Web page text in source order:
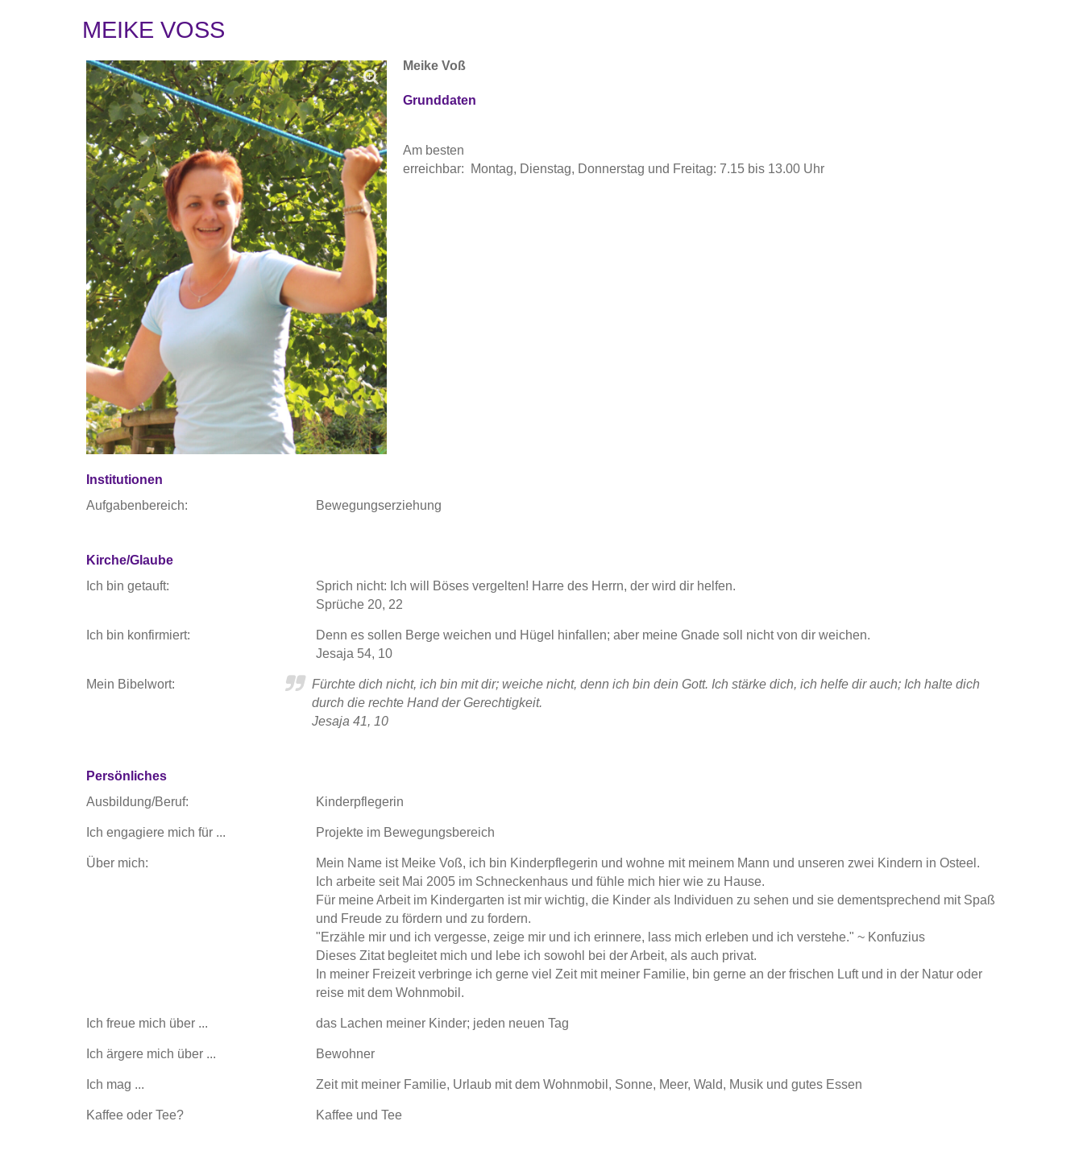
MEIKE VOSS
Meike Voß
Grunddaten
Am besten
erreichbar:
Montag, Dienstag, Donnerstag und Freitag: 7.15 bis 13.00 Uhr
Institutionen
Aufgabenbereich:
Bewegungserziehung
Kirche/Glaube
Ich bin getauft:
Sprich nicht: Ich will Böses vergelten! Harre des Herrn, der wird dir helfen.
Sprüche 20, 22
Ich bin konfirmiert:
Denn es sollen Berge weichen und Hügel hinfallen; aber meine Gnade soll nicht von dir weichen.
Jesaja 54, 10
Mein Bibelwort:
Fürchte dich nicht, ich bin mit dir; weiche nicht, denn ich bin dein Gott. Ich stärke dich, ich helfe dir auch; Ich halte dich
durch die rechte Hand der Gerechtigkeit.
Jesaja 41, 10
Persönliches
Ausbildung/Beruf:
Kinderpflegerin
Ich engagiere mich für ... Projekte im Bewegungsbereich
Über mich:
Mein Name ist Meike Voß, ich bin Kinderpflegerin und wohne mit meinem Mann und unseren zwei Kindern in Osteel.
Ich arbeite seit Mai 2005 im Schneckenhaus und fühle mich hier wie zu Hause.
Für meine Arbeit im Kindergarten ist mir wichtig, die Kinder als Individuen zu sehen und sie dementsprechend mit Spaß
und Freude zu fördern und zu fordern.
"Erzähle mir und ich vergesse, zeige mir und ich erinnere, lass mich erleben und ich verstehe." ~ Konfuzius
Dieses Zitat begleitet mich und lebe ich sowohl bei der Arbeit, als auch privat.
In meiner Freizeit verbringe ich gerne viel Zeit mit meiner Familie, bin gerne an der frischen Luft und in der Natur oder
reise mit dem Wohnmobil.
Ich freue mich über ... das Lachen meiner Kinder; jeden neuen Tag
Ich ärgere mich über ... Bewohner
Ich mag ... Zeit mit meiner Familie, Urlaub mit dem Wohnmobil, Sonne, Meer, Wald, Musik und gutes Essen
Kaffee oder Tee? Kaffee und Tee